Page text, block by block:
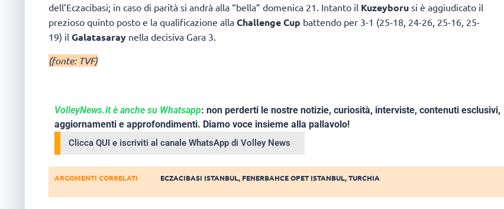
dell’Eczacibasi; in caso di parità si andrà alla “bella” domenica 21. Intanto il Kuzeyboru si è aggiudicato il
prezioso quinto posto e la qualificazione alla Challenge Cup battendo per 3-1 (25-18, 24-26, 25-16, 25-
19) il Galatasaray nella decisiva Gara 3.
(fonte: TVF)
VolleyNews.it è anche su Whatsapp: non perderti le nostre notizie, curiosità, interviste, contenuti esclusivi,
aggiornamenti e approfondimenti. Diamo voce insieme alla pallavolo!
Clicca QUI e iscriviti al canale WhatsApp di Volley News
ARGOMENTI CORRELATI ECZACIBASI ISTANBUL, FENERBAHCE OPET ISTANBUL,TURCHIA